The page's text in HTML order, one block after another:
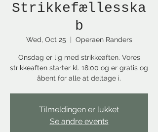
Strikkefællesska
b
Wed, Oct 25
  |
Operaen Randers
Onsdag er lig med strikkeaften. Vores
strikkeaften starter kl. 18:00 og er gratis og
åbent for alle at deltage i.
Tilmeldingen er lukket
Se andre events